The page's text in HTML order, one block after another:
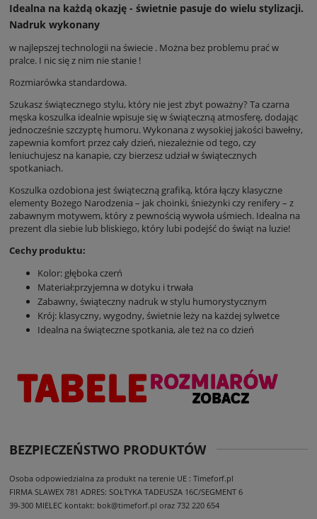
Idealna na każdą okazję - świetnie pasuje do wielu stylizacji.
Nadruk wykonany
w najlepszej technologii na świecie . Można bez problemu prać w
pralce. I nic się z nim nie stanie !
Rozmiarówka standardowa.
Szukasz świątecznego stylu, który nie jest zbyt poważny? Ta czarna
męska koszulka idealnie wpisuje się w świąteczną atmosferę, dodając
jednocześnie szczyptę humoru. Wykonana z wysokiej jakości bawełny,
zapewnia komfort przez cały dzień, niezależnie od tego, czy
leniuchujesz na kanapie, czy bierzesz udział w świątecznych
spotkaniach.
Koszulka ozdobiona jest świąteczną grafiką, która łączy klasyczne
elementy Bożego Narodzenia – jak choinki, śnieżynki czy renifery – z
zabawnym motywem, który z pewnością wywoła uśmiech. Idealna na
prezent dla siebie lub bliskiego, który lubi podejść do świąt na luzie!
Cechy produktu:
Kolor: głęboka czerń
Materiał:przyjemna w dotyku i trwała
Zabawny, świąteczny nadruk w stylu humorystycznym
Krój: klasyczny, wygodny, świetnie leży na każdej sylwetce
Idealna na świąteczne spotkania, ale też na co dzień
BEZPIECZEŃSTWO PRODUKTÓW
Osoba odpowiedzialna za produkt na terenie UE : Timeforf.pl
FIRMA SLAWEX 781 ADRES: SOŁTYKA TADEUSZA 16C/SEGMENT 6
39-300 MIELEC kontakt: bok@timeforf.pl oraz 732 220 654